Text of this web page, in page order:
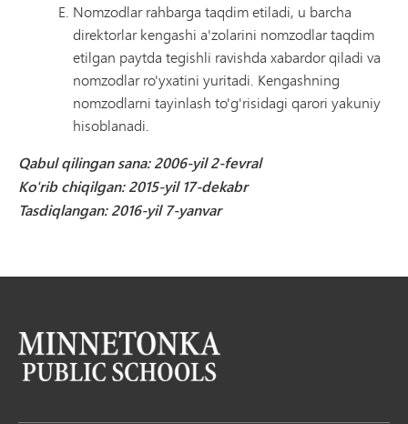
Nomzodlar rahbarga taqdim etiladi, u barcha
direktorlar kengashi a'zolarini nomzodlar taqdim
etilgan paytda tegishli ravishda xabardor qiladi va
nomzodlar ro'yxatini yuritadi. Kengashning
nomzodlarni tayinlash to'g'risidagi qarori yakuniy
hisoblanadi.
Qabul qilingan sana: 2006-yil 2-fevral
Ko'rib chiqilgan: 2015-yil 17-dekabr
Tasdiqlangan: 2016-yil 7-yanvar